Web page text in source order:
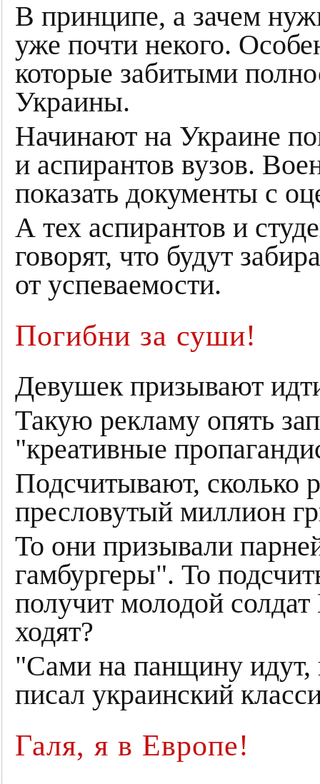
В принципе, а зачем
уже почти некого.
которые забитыми
Украины.
Начинают на Украине
и аспирантов вузов.
показать документы с
А тех аспирантов и
говорят, что будут
от успеваемости.
Погибни за суши!
Девушек призывают
Такую рекламу опять
"креативные
Подсчитывают, сколько
пресловутый миллион
То они призывали
гамбургеры". То
получит молодой
ходят?
"Сами на панщину идут,
писал украинский
Галя, я в Европе!